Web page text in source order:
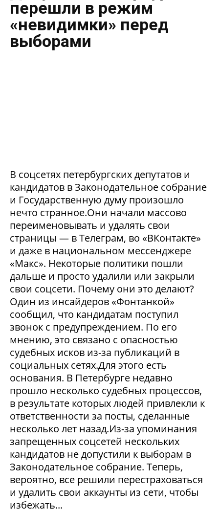
перешли в режим
«невидимки» перед
выборами
В соцсетях петербургских депутатов и
кандидатов в Законодательное собрание
и Государственную думу произошло
нечто странное.Они начали массово
переименовывать и удалять свои
страницы — в Телеграм, во «ВКонтакте»
и даже в национальном мессенджере
«Макс». Некоторые политики пошли
дальше и просто удалили или закрыли
свои соцсети. Почему они это делают?
Один из инсайдеров «Фонтанкой»
сообщил, что кандидатам поступил
звонок с предупреждением. По его
мнению, это связано с опасностью
судебных исков из-за публикаций в
социальных сетях.Для этого есть
основания. В Петербурге недавно
прошло несколько судебных процессов,
в результате которых людей привлекли к
ответственности за посты, сделанные
несколько лет назад.Из-за упоминания
запрещенных соцсетей нескольких
кандидатов не допустили к выборам в
Законодательное собрание. Теперь,
вероятно, все решили перестраховаться
и удалить свои аккаунты из сети, чтобы
избежать...